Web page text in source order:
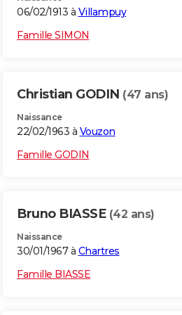
06/02/1913 à Villampuy
Famille SIMON
Christian GODIN (47 ans)
Naissance
22/02/1963 à Vouzon
Famille GODIN
Bruno BIASSE (42 ans)
Naissance
30/01/1967 à Chartres
Famille BIASSE